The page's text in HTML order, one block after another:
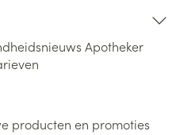
Apotheker
producten en promoties